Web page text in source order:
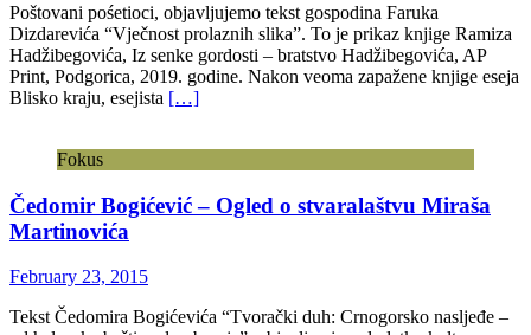
Poštovani pośetioci, objavljujemo tekst gospodina Faruka
Dizdarevića “Vječnost prolaznih slika”. To je prikaz knjige Ramiza
Hadžibegovića, Iz senke gordosti – bratstvo Hadžibegovića, AP
Print, Podgorica, 2019. godine. Nakon veoma zapažene knjige eseja
Blisko kraju, esejista […]
Fokus
Čedomir Bogićević – Ogled o stvaralaštvu Miraša
Martinovića
February 23, 2015
Tekst Čedomira Bogićevića “Tvorački duh: Crnogorsko nasljeđe –